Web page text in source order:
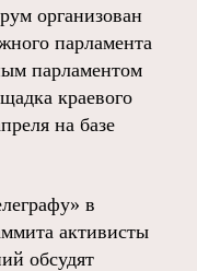
организован
парламента
парламентом
краевого
на базе
в
активисты
обсудят